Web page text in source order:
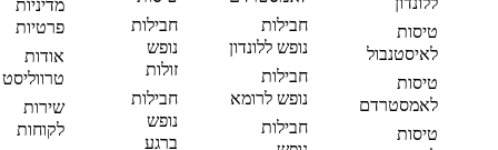
טיסות
לאיסטנבול
טיסות
לאמסטרדם
טיסות
חבילות
נופש ללונדון
חבילות
נופש לרומא
חבילות
חבילות
נופש
זולות
חבילות
נופש
ברגע
מדיניות
פרטיות
אודות
טרווליסט
שירות
לקוחות